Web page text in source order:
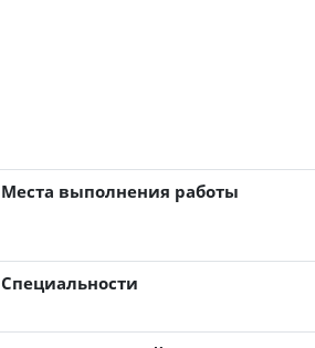
Места выполнения работы
Специальности